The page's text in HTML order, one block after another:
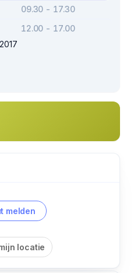
09.30 - 17.30
12.00 - 17.00
melden
locatie